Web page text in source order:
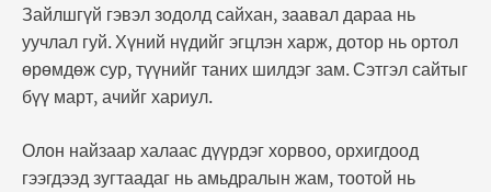
Зайлшгүй гэвэл зодолд сайхан, заавал дараа нь
уучлал гуй. Хүний нүдийг эгцлэн харж, дотор нь ортол
өрөмдөж сур, түүнийг таних шилдэг зам. Сэтгэл сайтыг
бүү март, ачийг хариул.
Олон найзаар халаас дүүрдэг хорвоо, орхигдоод
гээгдээд зугтаадаг нь амьдралын жам, тоотой нь